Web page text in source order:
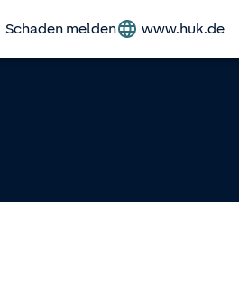
Schaden melden www.huk.de